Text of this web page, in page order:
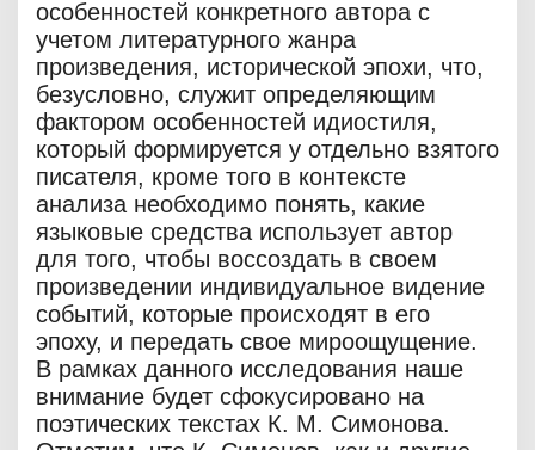
особенностей конкретного автора с
учетом литературного жанра
произведения, исторической эпохи, что,
безусловно, служит определяющим
фактором особенностей идиостиля,
который формируется у отдельно взятого
писателя, кроме того в контексте
анализа необходимо понять, какие
языковые средства использует автор
для того, чтобы воссоздать в своем
произведении индивидуальное видение
событий, которые происходят в его
эпоху, и передать свое мироощущение.
В рамках данного исследования наше
внимание будет сфокусировано на
поэтических текстах К. М. Симонова.